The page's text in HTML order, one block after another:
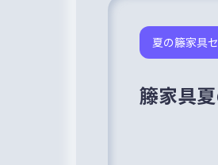
夏の籐家具
籐家具